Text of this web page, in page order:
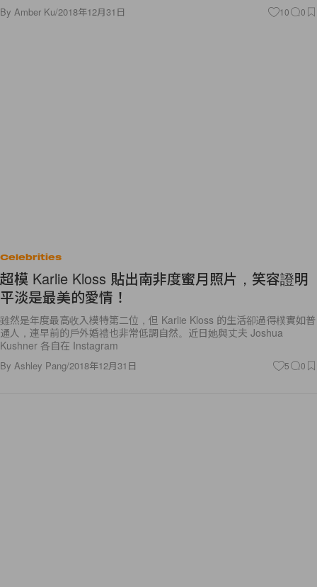
By Amber Ku/2018年12月31日 10 0
Celebrities
超模 Karlie Kloss 貼出南非度蜜月照片，笑容證明
平淡是最美的愛情！
雖然是年度最高收入模特第二位，但 Karlie Kloss 的生活卻過得樸實如普
通人，連早前的戶外婚禮也非常低調自然。近日她與丈夫 Joshua
Kushner 各自在 Instagram
By Ashley Pang/2018年12月31日 5 0